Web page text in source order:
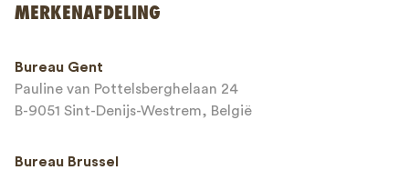
This site is protected by reCAPTCHA and the Google
MERKENAFDELING
Bureau Gent
Pauline van Pottelsberghelaan 24
B-9051 Sint-Denijs-Westrem, België
Bureau Brussel